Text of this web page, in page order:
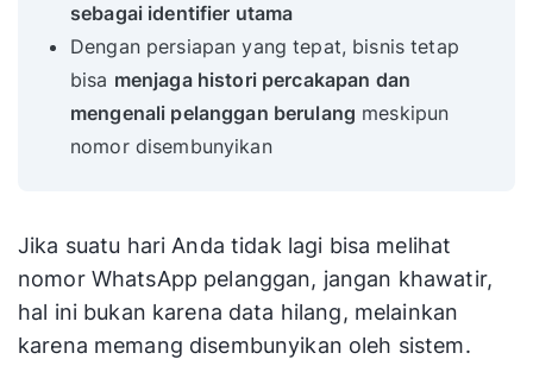
sebagai identifier utama
Dengan persiapan yang tepat, bisnis tetap
bisa menjaga histori percakapan dan
mengenali pelanggan berulang meskipun
nomor disembunyikan
Jika suatu hari Anda tidak lagi bisa melihat
nomor WhatsApp pelanggan, jangan khawatir,
hal ini bukan karena data hilang, melainkan
karena memang disembunyikan oleh sistem.